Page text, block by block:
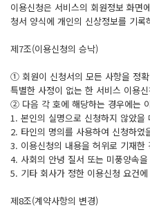
이용신청은 서비스의 회원정보 화면
청서 양식에 개인의 신상정보를 기
제7조(이용신청의 승낙)
① 회원이 신청서의 모든 사항을 정
특별한 사정이 없는 한 서비스 이용
② 다음 각 호에 해당하는 경우에는
1. 본인의 실명으로 신청하지 않았을
2. 타인의 명의를 사용하여 신청하였
3. 이용신청의 내용을 허위로 기재한
4. 사회의 안녕 질서 또는 미풍양속
5. 기타 회사가 정한 이용신청 요건
제8조(계약사항의 변경)